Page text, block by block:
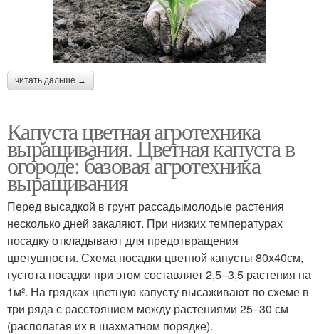
читать дальше →
Капуста цветная агротехника
выращивания. Цветная капуста в
огороде: базовая агротехника
выращивания
Перед высадкой в грунт рассадымолодые растения
несколько дней закаляют. При низких температурах
посадку откладывают для предотвращения
цветушности. Схема посадки цветной капусты 80х40см,
густота посадки при этом составляет 2,5–3,5 растения на
1м². На грядках цветную капусту высаживают по схеме в
три ряда с расстоянием между растениями 25–30 см
(располагая их в шахматном порядке).